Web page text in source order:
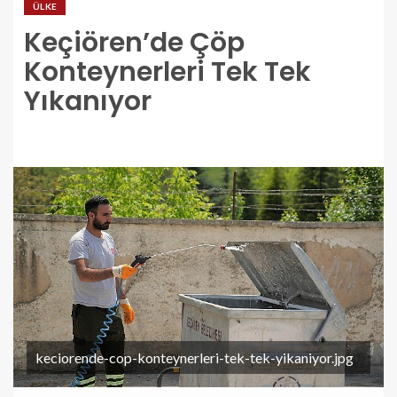
ÜLKE
Keçiören’de Çöp
Konteynerleri Tek Tek
Yıkanıyor
keciorende-cop-konteynerleri-tek-tek-yikaniyor.jpg